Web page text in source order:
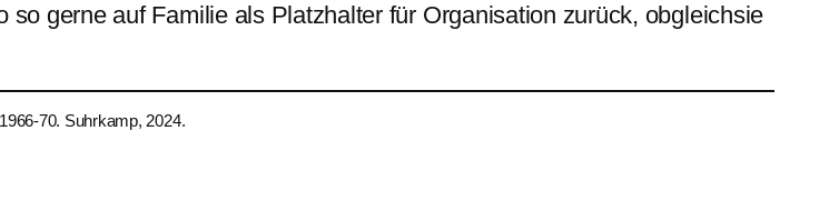
gerne auf Familie als Platzhalter für Organisation zurück, obgleichsie
70. Suhrkamp, 2024.